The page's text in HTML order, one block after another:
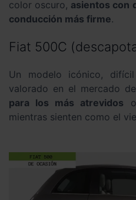
color oscuro, asientos con
conducción más firme.
Fiat 500C
Un modelo icónico,
valorado en el mercado
para los más atrevidos
mientras sienten como el